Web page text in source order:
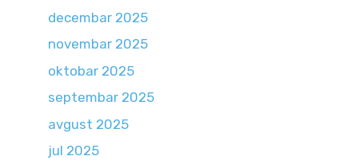
decembar 2025
novembar 2025
oktobar 2025
septembar 2025
avgust 2025
jul 2025